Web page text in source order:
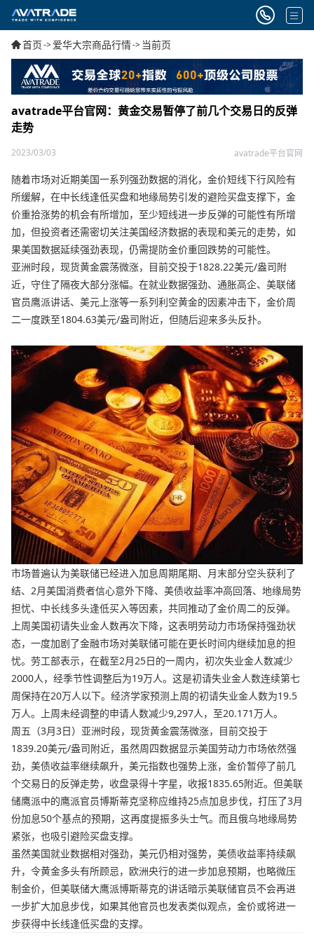
首页->爱华大宗商品行情-> 当前页
avatrade平台官网：黄金交易暂停了前几个交易日的反弹
走势
2023/03/03 avatrade平台官网
随着市场对近期美国一系列强劲数据的消化，金价短线下行风险有
所缓解，在中长线逢低买盘和地缘局势引发的避险买盘支撑下，金
价重拾涨势的机会有所增加，至少短线进一步反弹的可能性有所增
加，但投资者还需密切关注美国经济数据的表现和美元的走势，如
果美国数据延续强劲表现，仍需提防金价重回跌势的可能性。
亚洲时段，现货黄金震荡微涨，目前交投于1828.22美元/盎司附
近，守住了隔夜大部分涨幅。在就业数据强劲、通胀高企、美联储
官员鹰派讲话、美元上涨等一系列利空黄金的因素冲击下，金价周
二一度跌至1804.63美元/盎司附近，但随后迎来多头反扑。
市场普遍认为美联储已经进入加息周期尾期、月末部分空头获利了
结、2月美国消费者信心意外下降、美债收益率冲高回落、地缘局势
担忧、中长线多头逢低买入等因素，共同推动了金价周二的反弹。
上周美国初请失业金人数再次下降，这表明劳动力市场保持强劲状
态，一度加剧了金融市场对美联储可能在更长时间内继续加息的担
忧。劳工部表示，在截至2月25日的一周内，初次失业金人数减少
2000人，经季节性调整后为19万人。这是初请失业金人数连续第七
周保持在20万人以下。经济学家预测上周的初请失业金人数为19.5
万人。上周未经调整的申请人数减少9,297人，至20.171万人。
周五（3月3日）亚洲时段，现货黄金震荡微涨，目前交投于
1839.20美元/盎司附近，虽然周四数据显示美国劳动力市场依然强
劲，美债收益率继续飙升，美元指数也强势上涨，金价暂停了前几
个交易日的反弹走势，收盘录得十字星，收报1835.65附近。但美联
储鹰派中的鹰派官员博斯蒂克坚称应维持25点加息步伐，打压了3月
份加息50个基点的预期，这再度提振多头士气。而且俄乌地缘局势
紧张，也吸引避险买盘支撑。
虽然美国就业数据相对强劲，美元仍相对强势，美债收益率持续飙
升，令黄金多头有所顾忌，欧洲央行的进一步加息预期，也略微压
制金价，但美联储大鹰派博斯蒂克的讲话暗示美联储官员不会再进
一步扩大加息步伐，如果其他官员也发表类似观点，金价或将进一
步获得中长线逢低买盘的支撑。